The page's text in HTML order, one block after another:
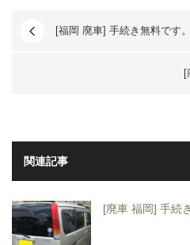
[福岡 廃車] 手続き無料です。
[
関連記事
[廃車 福岡] 手続